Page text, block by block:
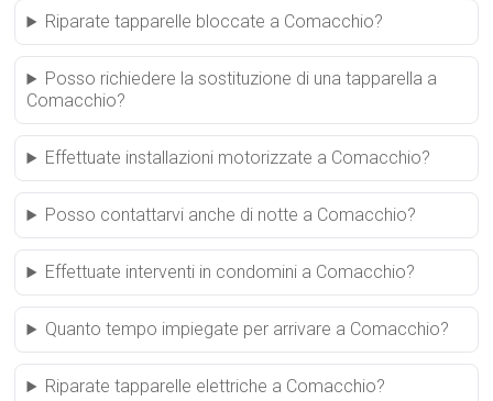
Riparate tapparelle bloccate a Comacchio?
Posso richiedere la sostituzione di una tapparella a
Comacchio?
Effettuate installazioni motorizzate a Comacchio?
Posso contattarvi anche di notte a Comacchio?
Effettuate interventi in condomini a Comacchio?
Quanto tempo impiegate per arrivare a Comacchio?
Riparate tapparelle elettriche a Comacchio?